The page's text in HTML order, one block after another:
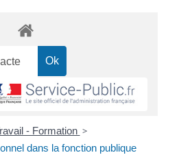
- Formation >
dans la fonction publique